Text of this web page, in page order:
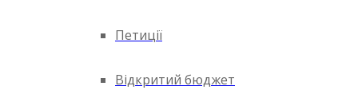
Петиції
Відкритий бюджет